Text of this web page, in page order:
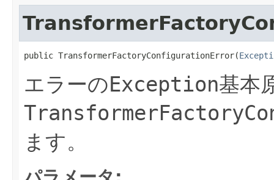
public TransformerFactoryConfigurationError​(
エラーのException基本
ます。